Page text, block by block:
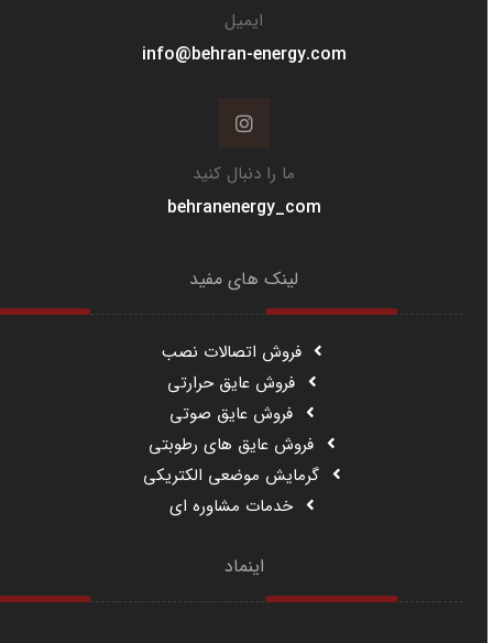
ایمیل
info@behran-energy.com
ما را دنبال کنید
behranenergy_com
لینک های مفید
فروش اتصالات نصب
فروش عایق حرارتی
فروش عایق صوتی
فروش عایق های رطوبتی
گرمایش موضعی الکتریکی
خدمات مشاوره ای
اینماد